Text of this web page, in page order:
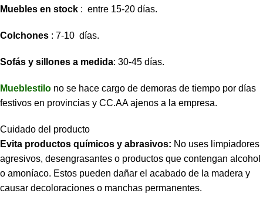
Muebles en stock : entre 15-20 días.
Colchones : 7-10 días.
Sofás y sillones a medida: 30-45 días.
Mueblestilo no se hace cargo de demoras de tiempo por días
festivos en provincias y CC.AA ajenos a la empresa.
Cuidado del producto
Evita productos químicos y abrasivos: No uses limpiadores
agresivos, desengrasantes o productos que contengan alcohol
o amoníaco. Estos pueden dañar el acabado de la madera y
causar decoloraciones o manchas permanentes.